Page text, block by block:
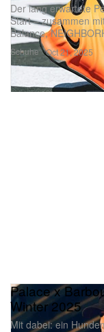
Schuhe
Der lang erwartete
Start – zusammen
Balance,
Oct 21, 2025
Palace x
Winter 2025
Mit dabei: ein